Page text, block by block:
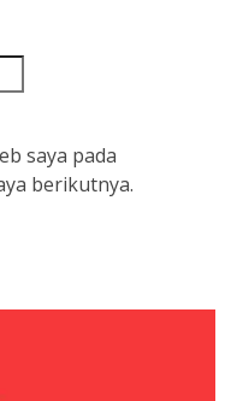
saya pada
berikutnya.